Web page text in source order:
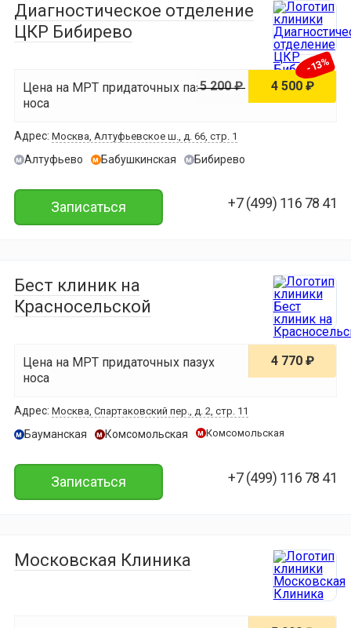
Диагностическое отделение
ЦКР Бибирево
Цена на МРТ придаточных пазух
носа
4 500 ₽
5 200 ₽
-13%
Адрес: Москва, Алтуфьевское ш., д. 66, стр. 1
м Алтуфьево м Бабушкинская м Бибирево
Записаться +7 (499) 116 78 41
Бест клиник на
Красносельской
Цена на МРТ придаточных пазух
носа
4 770 ₽
Адрес: Москва, Спартаковский пер., д. 2, стр. 11
м Бауманская м Комсомольская м Комсомольская
Записаться +7 (499) 116 78 41
Московская Клиника